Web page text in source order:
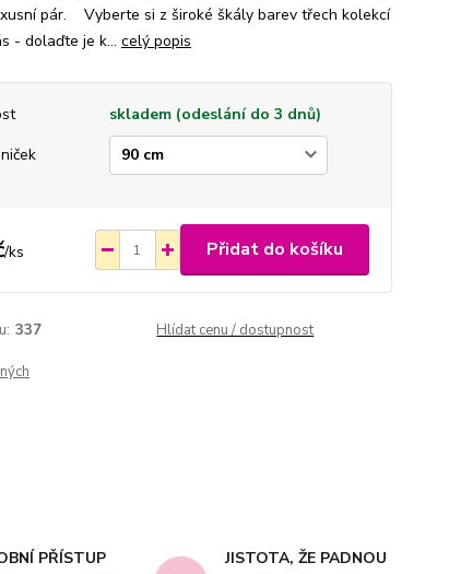
pár. Vyberte si z široké škály barev třech kolekcí
- dolaďte je k... celý popis
skladem (odeslání do 3 dnů)
/ks Přidat do košíku
337 Hlídat cenu / dostupnost
PŘÍSTUP
JISTOTA, ŽE PADNOU